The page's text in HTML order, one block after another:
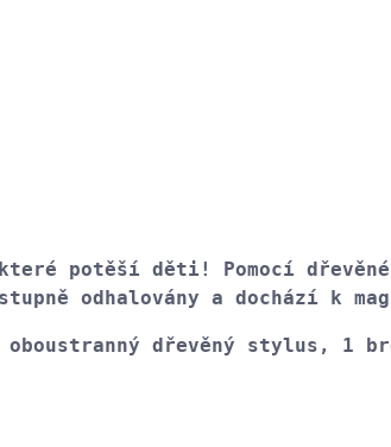
potěší děti! Pomocí
odhalovány a dochází k
dřevěný stylus, 1